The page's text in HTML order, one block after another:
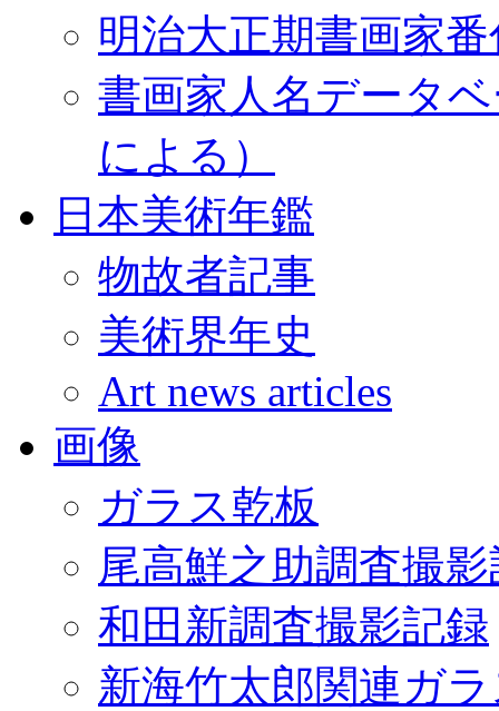
明治大正期書画家
書画家人名データ
による）
日本美術年鑑
物故者記事
美術界年史
Art news articles
画像
ガラス乾板
尾高鮮之助調査撮
和田新調査撮影記録
新海竹太郎関連ガ